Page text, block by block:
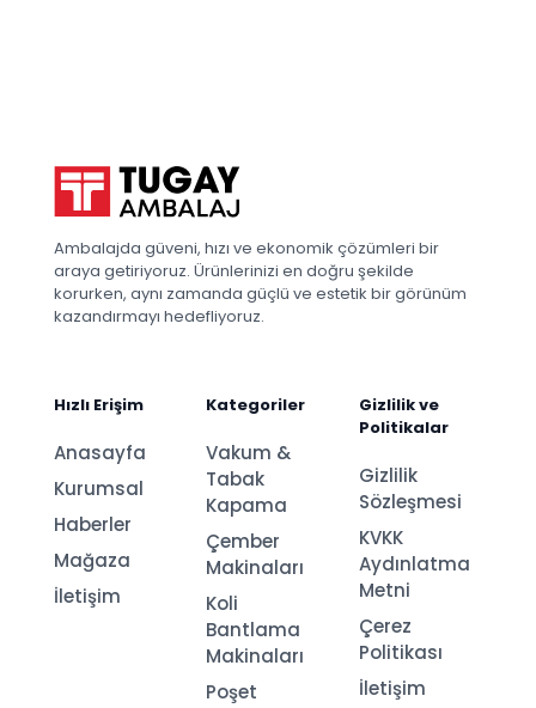
Ambalajda güveni, hızı ve ekonomik çözümleri bir
araya getiriyoruz. Ürünlerinizi en doğru şekilde
korurken, aynı zamanda güçlü ve estetik bir görünüm
kazandırmayı hedefliyoruz.
Hızlı Erişim
Anasayfa
Kurumsal
Haberler
Mağaza
İletişim
Kategoriler
Vakum &
Tabak
Kapama
Çember
Makinaları
Koli
Bantlama
Makinaları
Poşet
Gizlilik ve
Politikalar
Gizlilik
Sözleşmesi
KVKK
Aydınlatma
Metni
Çerez
Politikası
İletişim